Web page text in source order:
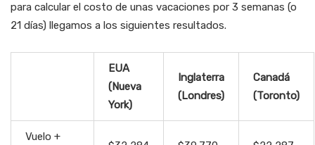
para calcular el costo de unas vacaciones por 3 semanas (o
21 días) llegamos a los siguientes resultados.
EUA
(Nueva
York)
Inglaterra
(Londres)
Canadá
(Toronto)
Vuelo +